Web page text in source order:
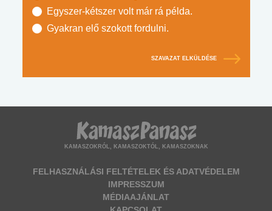
Egyszer-kétszer volt már rá példa.
Gyakran elő szokott fordulni.
SZAVAZAT ELKÜLDÉSE
KAMASZOKRÓL, KAMASZOKTÓL, KAMASZOKNAK
FELHASZNÁLÁSI FELTÉTELEK ÉS ADATVÉDELEM
IMPRESSZUM
MÉDIAAJÁNLAT